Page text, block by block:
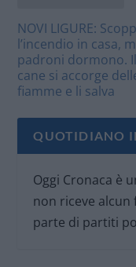
NOVI LIGURE:
l’incendio in casa,
padroni dormono. Il
cane si accorge
fiamme e li salva
QUOTIDIANO
Oggi Cronaca è
non riceve
parte di partiti